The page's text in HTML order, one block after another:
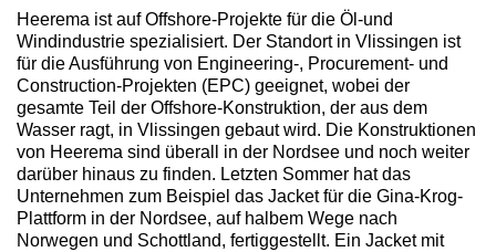
Heerema ist auf Offshore-Projekte für die Öl-und
Windindustrie spezialisiert. Der Standort in Vlissingen ist
für die Ausführung von Engineering-, Procurement- und
Construction-Projekten (EPC) geeignet, wobei der
gesamte Teil der Offshore-Konstruktion, der aus dem
Wasser ragt, in Vlissingen gebaut wird. Die Konstruktionen
von Heerema sind überall in der Nordsee und noch weiter
darüber hinaus zu finden. Letzten Sommer hat das
Unternehmen zum Beispiel das Jacket für die Gina-Krog-
Plattform in der Nordsee, auf halbem Wege nach
Norwegen und Schottland, fertiggestellt. Ein Jacket mit